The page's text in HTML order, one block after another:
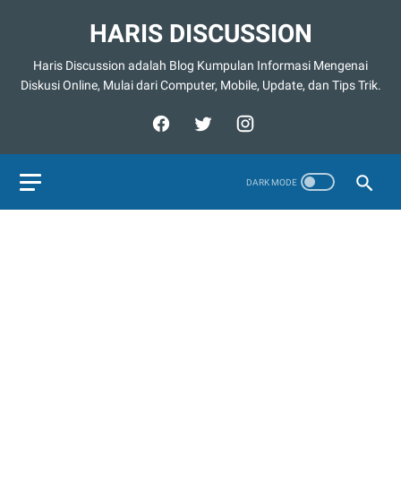
HARIS DISCUSSION
Haris Discussion adalah Blog Kumpulan Informasi Mengenai
Diskusi Online, Mulai dari Computer, Mobile, Update, dan Tips Trik.